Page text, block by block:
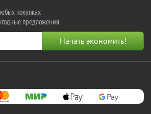
покупках
предложения